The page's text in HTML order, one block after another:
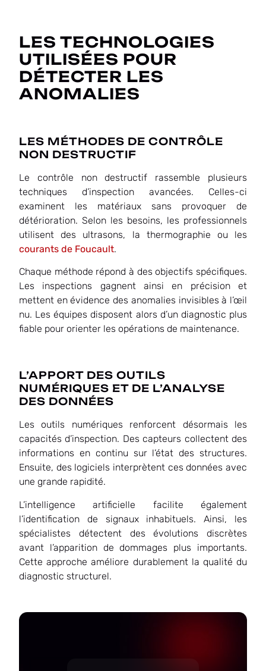
LES TECHNOLOGIES
UTILISÉES POUR
DÉTECTER LES
ANOMALIES
LES MÉTHODES DE CONTRÔLE
NON DESTRUCTIF
Le contrôle non destructif rassemble plusieurs
techniques d’inspection avancées. Celles-ci
examinent les matériaux sans provoquer de
détérioration. Selon les besoins, les professionnels
utilisent des ultrasons, la thermographie ou les
courants de Foucault.
Chaque méthode répond à des objectifs spécifiques.
Les inspections gagnent ainsi en précision et
mettent en évidence des anomalies invisibles à l’œil
nu. Les équipes disposent alors d’un diagnostic plus
fiable pour orienter les opérations de maintenance.
L’APPORT DES OUTILS
NUMÉRIQUES ET DE L’ANALYSE
DES DONNÉES
Les outils numériques renforcent désormais les
capacités d’inspection. Des capteurs collectent des
informations en continu sur l’état des structures.
Ensuite, des logiciels interprètent ces données avec
une grande rapidité.
L’intelligence artificielle facilite également
l’identification de signaux inhabituels. Ainsi, les
spécialistes détectent des évolutions discrètes
avant l’apparition de dommages plus importants.
Cette approche améliore durablement la qualité du
diagnostic structurel.